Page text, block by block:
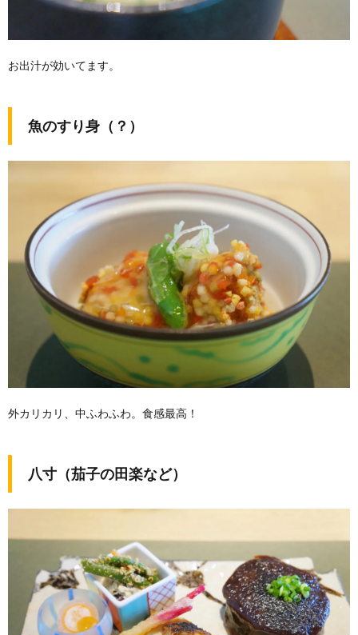
お出汁が効いてます。
魚のすり身（？）
外カリカリ、中ふわふわ。食感最高！
八寸（茄子の田楽など）